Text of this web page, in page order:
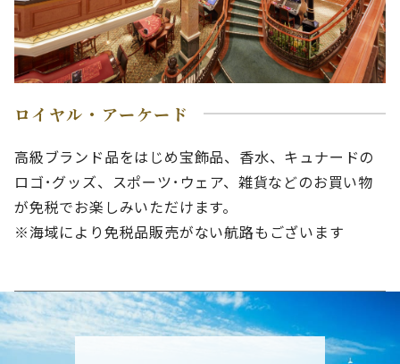
ロイヤル・アーケード
高級ブランド品をはじめ宝飾品、香水、キュナードの
ロゴ･グッズ、スポーツ･ウェア、雑貨などのお買い物
が免税でお楽しみいただけます。
※海域により免税品販売がない航路もございます